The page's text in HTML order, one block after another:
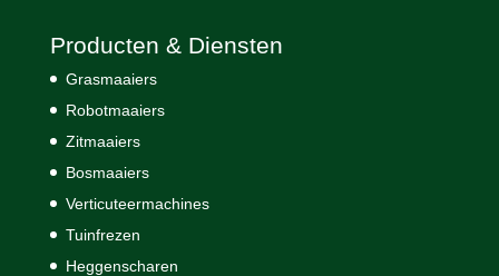
Producten & Diensten
Grasmaaiers
Robotmaaiers
Zitmaaiers
Bosmaaiers
Verticuteermachines
Tuinfrezen
Heggenscharen